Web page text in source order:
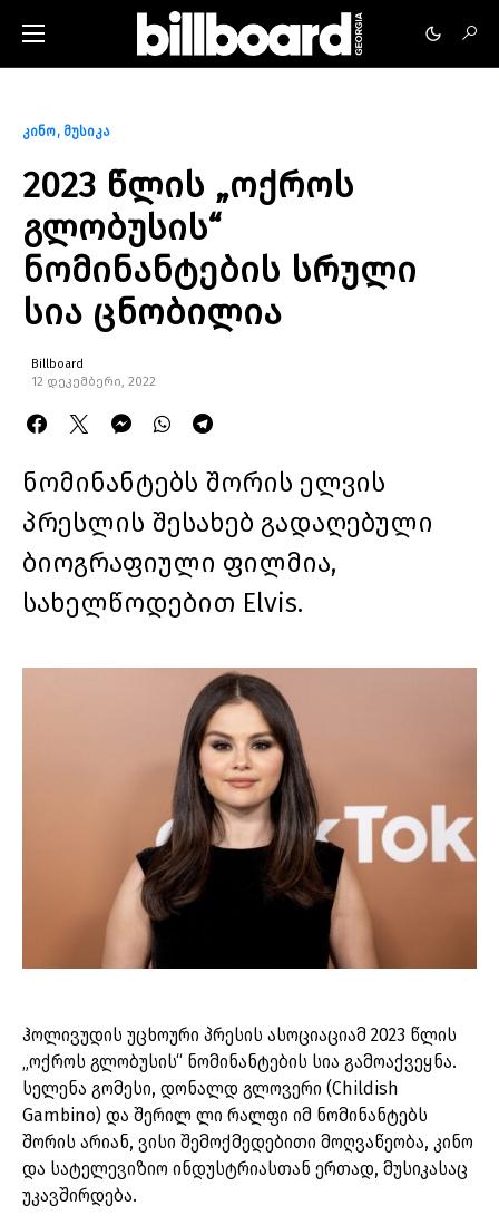
კინო მუსიკა
2023 წლის „ოქროს
გლობუსის“
ნომინანტების სრული
სია ცნობილია
Billboard
12 დეკემბერი, 2022
ნომინანტებს შორის ელვის
პრესლის შესახებ გადაღებული
ბიოგრაფიული ფილმია,
სახელწოდებით Elvis.
ჰოლივუდის უცხოური პრესის ასოციაციამ 2023 წლის
„ოქროს გლობუსის“ ნომინანტების სია გამოაქვეყნა.
სელენა გომესი, დონალდ გლოვერი (Childish
Gambino) და შერილ ლი რალფი იმ ნომინანტებს
შორის არიან, ვისი შემოქმედებითი მოღვაწეობა, კინო
და სატელევიზიო ინდუსტრიასთან ერთად, მუსიკასაც
უკავშირდება.